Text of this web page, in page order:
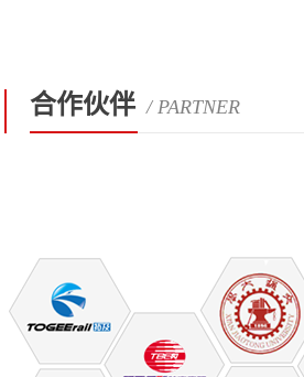
合作伙伴 / PARTNER